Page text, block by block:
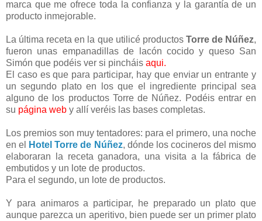
marca que me ofrece toda la confianza y la garantía de un
producto inmejorable.
La última receta en la que utilicé productos Torre de Núñez,
fueron unas empanadillas de lacón cocido y queso San
Simón que podéis ver si pincháis aqui.
El caso es que para participar, hay que enviar un entrante y
un segundo plato en los que el ingrediente principal sea
alguno de los productos Torre de Núñez. Podéis entrar en
su página web y allí veréis las bases completas.
Los premios son muy tentadores: para el primero, una noche
en el
Hotel Torre de Núñez, dónde los cocineros del mismo
elaboraran la receta ganadora, una visita a la fábrica de
embutidos y un lote de productos.
Para el segundo, un lote de productos.
Y para animaros a participar, he preparado un plato que
aunque parezca un aperitivo, bien puede ser un primer plato